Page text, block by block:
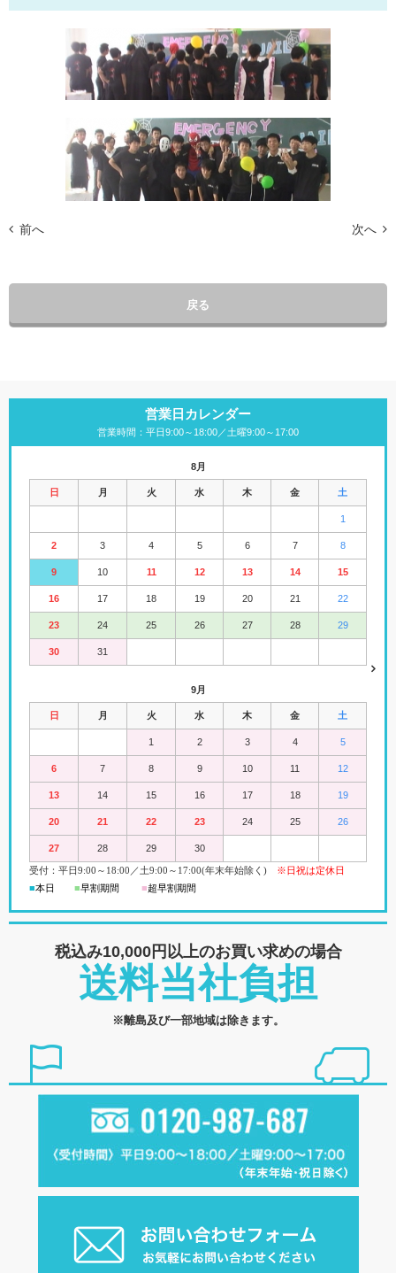
前へ 次へ
戻る
営業日カレンダー
営業時間：平日9:00～18:00／土曜9:00～17:00
8月
日 月 火 水 木 金 土
1
2 3 4 5 6 7 8
9 10 11 12 13 14 15
16 17 18 19 20 21 22
23 24 25 26 27 28 29
30 31
9月
日 月 火 水 木 金 土
1 2 3 4 5
6 7 8 9 10 11 12
13 14 15 16 17 18 19
20 21 22 23 24 25 26
27 28 29 30
受付：平日9:00 ～18:00 ／ 土9:00 ～ 17:00(年末年始除く) ※日祝は定休日
■本日 ■早割期間 ■超早割期間
税込み10,000円以上のお買い求めの場合
送料当社負担
※離島及び一部地域は除きます。